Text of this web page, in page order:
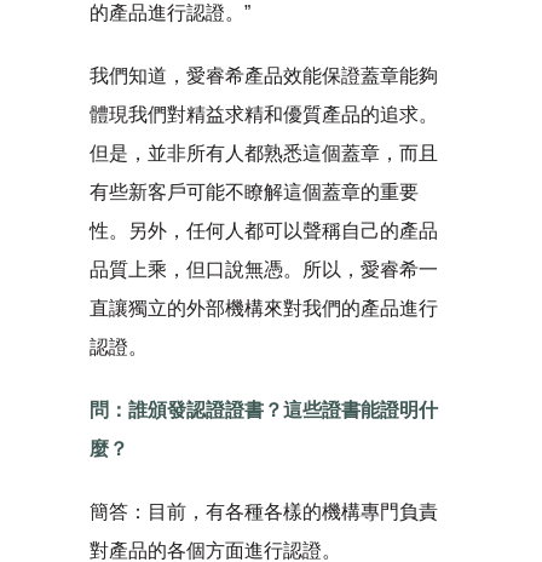
的產品進行認證。”
我們知道，愛睿希產品效能保證蓋章能夠
體現我們對精益求精和優質產品的追求。
但是，並非所有人都熟悉這個蓋章，而且
有些新客戶可能不瞭解這個蓋章的重要
性。另外，任何人都可以聲稱自己的產品
品質上乘，但口說無憑。所以，愛睿希一
直讓獨立的外部機構來對我們的產品進行
認證。
問：誰頒發認證證書？這些證書能證明什
麼？
簡答：目前，有各種各樣的機構專門負責
對產品的各個方面進行認證。